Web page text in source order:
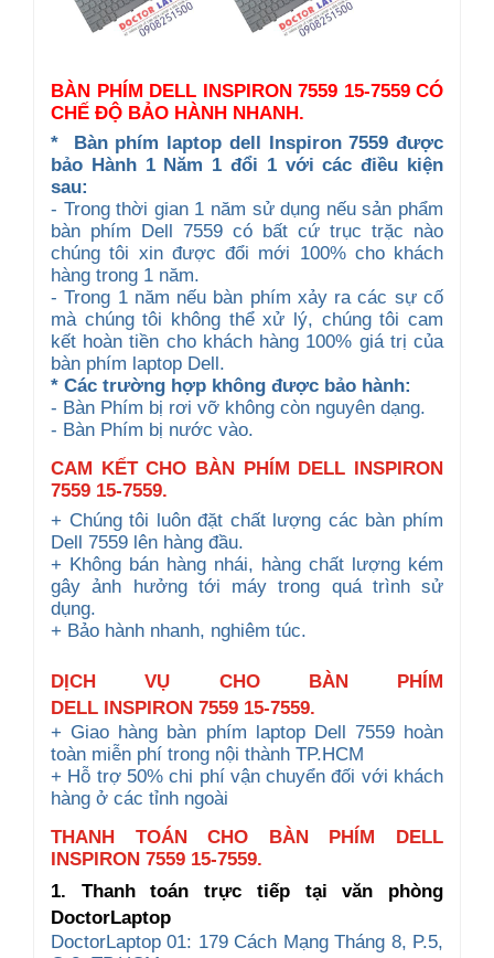
BÀN PHÍM DELL INSPIRON 7559 15-7559 CÓ
CHẾ ĐỘ BẢO HÀNH NHANH.
*
Bàn phím laptop dell Inspiron 7559 được
bảo Hành 1 Năm 1 đổi 1 với các điều kiện
sau:
- Trong thời gian 1 năm sử dụng nếu sản phẩm
bàn phím Dell 7559 có bất cứ trục trặc nào
chúng tôi xin được đổi mới 100% cho khách
hàng trong 1 năm.
- Trong 1 năm nếu bàn phím xảy ra các sự cố
mà chúng tôi không thể xử lý, chúng tôi cam
kết hoàn tiền cho khách hàng 100% giá trị của
bàn phím laptop Dell.
* Các trường hợp không được bảo hành:
- Bàn Phím bị rơi vỡ không còn nguyên dạng.
- Bàn Phím bị nước vào.
CAM KẾT CHO BÀN PHÍM DELL INSPIRON
7559 15-7559.
+ Chúng tôi luôn đặt chất lượng các bàn phím
Dell 7559 lên hàng đầu.
+ Không bán hàng nhái, hàng chất lượng kém
gây ảnh hưởng tới máy trong quá trình sử
dụng.
+ Bảo hành nhanh, nghiêm túc.
DỊCH VỤ CHO BÀN PHÍM
DELL INSPIRON 7559 15-7559.
+ Giao hàng bàn phím laptop Dell 7559 hoàn
toàn miễn phí trong nội thành TP.HCM
+ Hỗ trợ 50% chi phí vận chuyển đối với khách
hàng ở các tỉnh ngoài
THANH TOÁN CHO BÀN PHÍM DELL
INSPIRON 7559 15-7559.
1. Thanh toán trực tiếp tại văn phòng
DoctorLaptop
DoctorLaptop 01: 179 Cách Mạng Tháng 8, P.5,